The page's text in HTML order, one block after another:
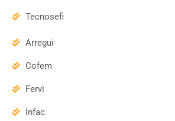
Tecnosefi
Arregui
Cofem
Fervi
Infac